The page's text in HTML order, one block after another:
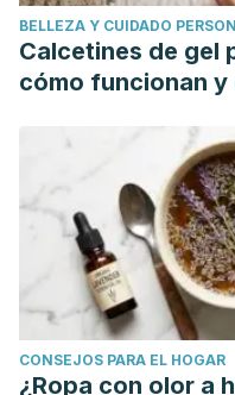
BELLEZA Y CUIDADO
Calcetines de gel
cómo funcionan
CONSEJOS PARA EL HOGAR
¿Ropa con olor a